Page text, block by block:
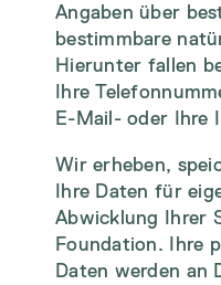
Angaben über
bestimmbare
Hierunter fallen
Ihre
E-Mail- oder Ihre
Wir erheben,
Ihre Daten für
Abwicklung Ihrer
Foundation. Ihre
Daten werden an